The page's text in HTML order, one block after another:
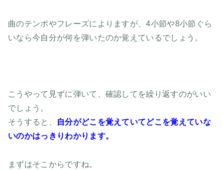
曲のテンポやフレーズによりますが、4小節や8小節ぐら
いなら今自分が何を弾いたのか覚えているでしょう。
こうやって見ずに弾いて、確認してを繰り返すのがいい
でしょう。
そうすると、
自分がどこを覚えていてどこを覚えていな
いのかはっきりわかります。
まずはそこからですね。